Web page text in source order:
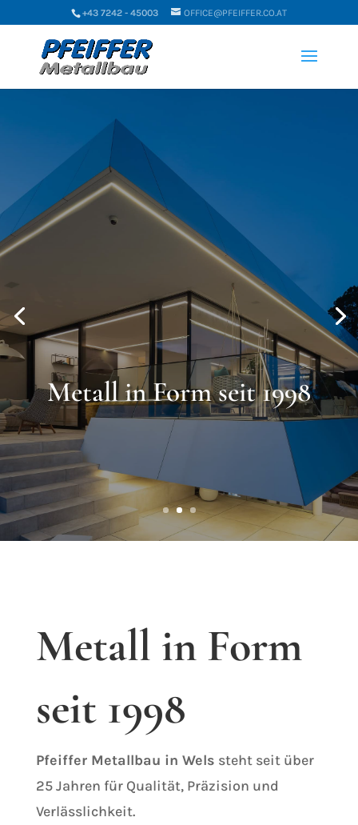
+43 7242 - 45003 OFFICE@PFEIFFER.CO.AT
Seit über 25 Jahren
Metall in Form
seit 1998
Pfeiffer Metallbau in Wels steht seit über
25 Jahren für Qualität, Präzision und
Verlässlichkeit.